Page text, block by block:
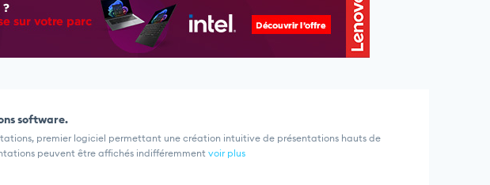
software.
premier logiciel permettant une création intuitive de présentations hauts de
peuvent être affichés indifféremment voir plus